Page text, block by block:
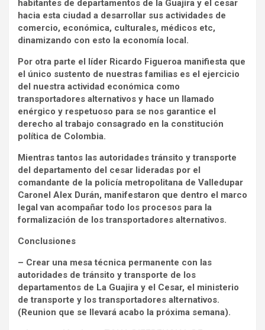
habitantes de departamentos de la Guajira y el cesar
hacia esta ciudad a desarrollar sus actividades de
comercio, económica, culturales, médicos etc,
dinamizando con esto la economía local.
Por otra parte el líder Ricardo Figueroa manifiesta que
el único sustento de nuestras familias es el ejercicio
del nuestra actividad económica como
transportadores alternativos y hace un llamado
enérgico y respetuoso para se nos garantice el
derecho al trabajo consagrado en la constitución
política de Colombia.
Mientras tantos las autoridades tránsito y transporte
del departamento del cesar lideradas por el
comandante de la policía metropolitana de Valledupar
Caronel Alex Durán, manifestaron que dentro el marco
legal van acompañar todo los procesos para la
formalización de los transportadores alternativos.
Conclusiones
– Crear una mesa técnica permanente con las
autoridades de tránsito y transporte de los
departamentos de La Guajira y el Cesar, el ministerio
de transporte y los transportadores alternativos.
(Reunion que se llevará acabo la próxima semana).